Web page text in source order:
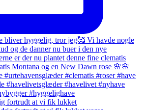
fortrudt at vi fik lukket